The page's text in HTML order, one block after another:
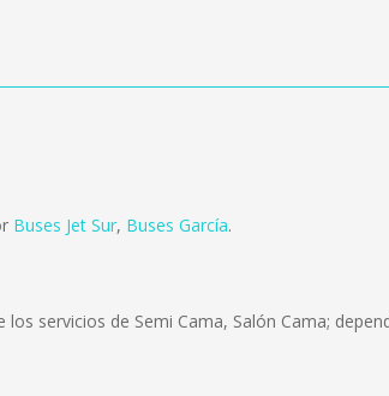
Buses Jet Sur, Buses García.
los servicios de Semi Cama, Salón Cama;